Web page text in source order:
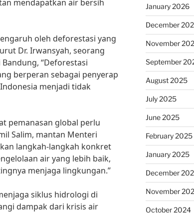
mendapatkan air bersih
oleh deforestasi yang
Dr. Irwansyah, seorang
“Deforestasi
berperan sebagai penyerap
menjadi tidak
pemanasan global perlu
Salim, mantan Menteri
langkah-langkah konkret
air yang lebih baik,
menjaga lingkungan.”
siklus hidrologi di
dampak dari krisis air
January 2026
December
November
September
August 2025
July 2025
June 2025
February 2025
January 2025
December
November
October 2024